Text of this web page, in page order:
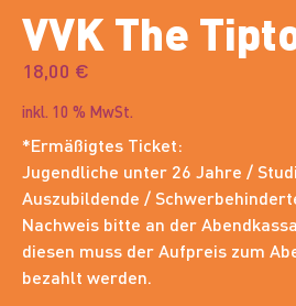
VVK The
18,00 €
inkl. 10 % MwSt.
*Ermäßigtes Ticket:
Jugendliche unter 26 Jahre /
Auszubildende /
Nachweis bitte an der
diesen muss der Aufpreis zum
bezahlt werden.